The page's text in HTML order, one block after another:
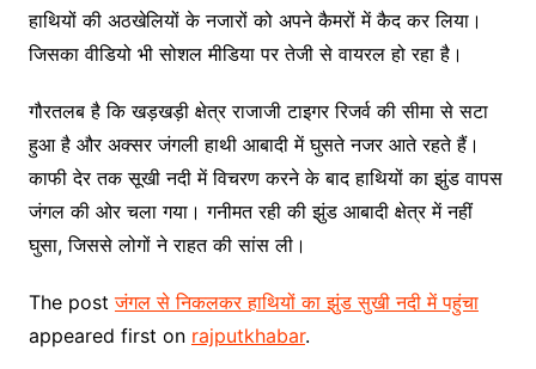
हाथियों की अठखेलियों के नजारों को अपने कैमरों में कैद कर लिया।
जिसका वीडियो भी सोशल मीडिया पर तेजी से वायरल हो रहा है।
गौरतलब है कि खड़खड़ी क्षेत्र राजाजी टाइगर रिजर्व की सीमा से सटा
हुआ है और अक्सर जंगली हाथी आबादी में घुसते नजर आते रहते हैं।
काफी देर तक सूखी नदी में विचरण करने के बाद हाथियों का झुंड वापस
जंगल की ओर चला गया। गनीमत रही की झुंड आबादी क्षेत्र में नहीं
घुसा, जिससे लोगों ने राहत की सांस ली।
The postजंगल से निकलकर हाथियों का झुंड सुखी नदी में पहुंचा
appeared first on rajputkhabar.